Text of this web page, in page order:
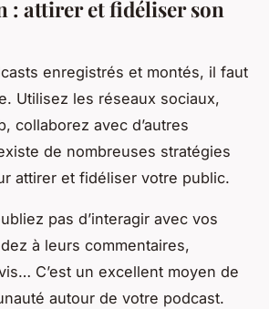
: attirer et fidéliser son
enregistrés et montés, il faut
Utilisez les réseaux sociaux,
collaborez avec d’autres
de nombreuses stratégies
attirer et fidéliser votre public.
pas d’interagir avec vos
à leurs commentaires,
C’est un excellent moyen de
autour de votre podcast.